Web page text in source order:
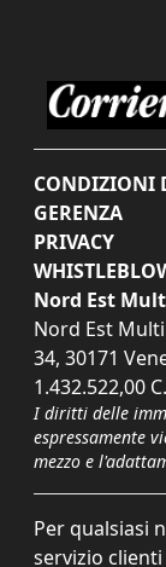
CONDIZIONI
GERENZA
PRIVACY
Nord Est
Nord Est
34, 30171
1.432.522,00
I diritti delle
espressamente
mezzo e
Per qualsiasi
servizio